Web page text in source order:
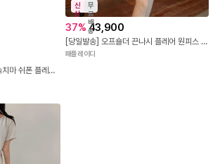
도티엘 브이넥 리본 도트 속치마 쉬폰 플레어 나시 미니 원피스
신
상
무
료
배
송
37%43,900
[당일발송] 오프숄더 끈나시 플레어 원피스 블랙 드레스 파티룩 8771
패플레이디